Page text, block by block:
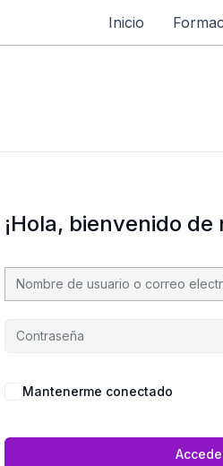
Inicio
¡Hola, bienvenido de
Mantenerme conectado